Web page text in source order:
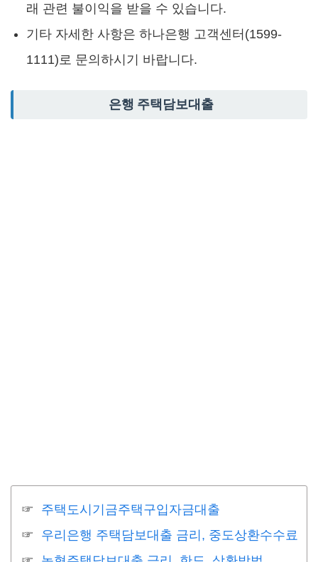
래 관련 불이익을 받을 수 있습니다.
기타 자세한 사항은 하나은행 고객센터(1599-
1111)로 문의하시기 바랍니다.
은행 주택담보대출
주택도시기금주택구입자금대출
우리은행 주택담보대출 금리, 중도상환수수료